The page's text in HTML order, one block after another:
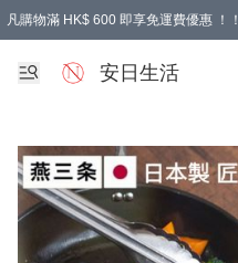
凡購物滿 HK$ 600 即享免運費優惠 ！！
安日生活